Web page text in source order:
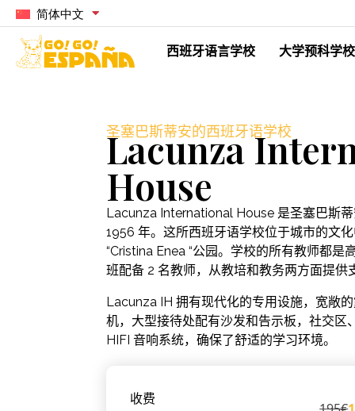
简体中文
西班牙语言学校 大学预科学校
圣塞巴斯蒂安的西班牙语学校
Lacunza
House
Lacunza International House 是圣塞巴斯
1956 年。这所西班牙语学校位于城市的文
“Cristina Enea “公园。学校的所有教师都是
班配备 2 名教师，从教培和教务两方面提供
Lacunza IH 拥有现代化的专用设施，宽敞
机，大型接待处配有沙发和告示板，社交区
HIFI 音响系统，确保了舒适的学习环境。
收费